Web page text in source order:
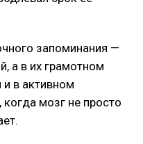
запоминания —
а в их грамотном
и в активном
мозг не просто